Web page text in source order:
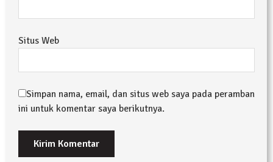
Situs Web
Simpan nama, email, dan situs web saya pada peramban
ini untuk komentar saya berikutnya.